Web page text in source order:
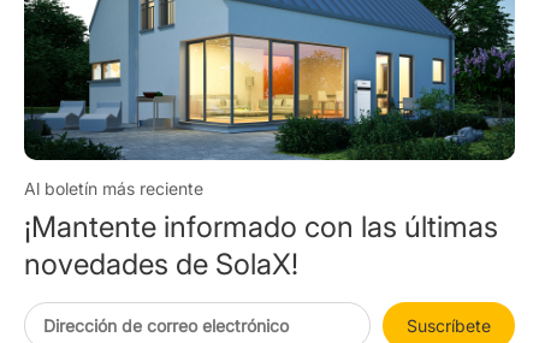
Al boletín más reciente
¡Mantente informado con las últimas
novedades de SolaX!
Suscríbete